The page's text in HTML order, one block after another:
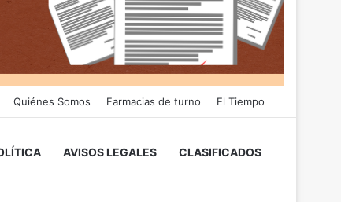
Quiénes Somos Farmacias de turno El Tiempo
AVISOS LEGALES CLASIFICADOS